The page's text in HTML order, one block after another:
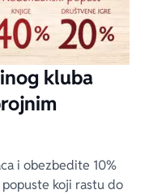
kluba
i obezbedite 10%
koji rastu do